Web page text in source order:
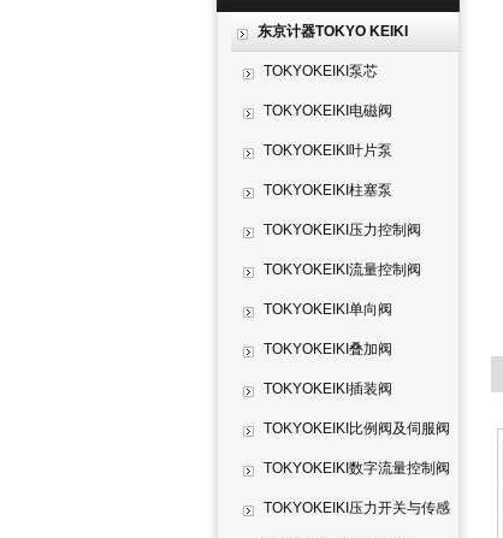
东京计器TOKYO KEIKI
TOKYOKEIKI泵芯
TOKYOKEIKI电磁阀
TOKYOKEIKI叶片泵
TOKYOKEIKI柱塞泵
TOKYOKEIKI压力控制阀
TOKYOKEIKI流量控制阀
TOKYOKEIKI单向阀
TOKYOKEIKI叠加阀
TOKYOKEIKI插装阀
TOKYOKEIKI比例阀及伺服阀
TOKYOKEIKI数字流量控制阀
TOKYOKEIKI压力开关与传感